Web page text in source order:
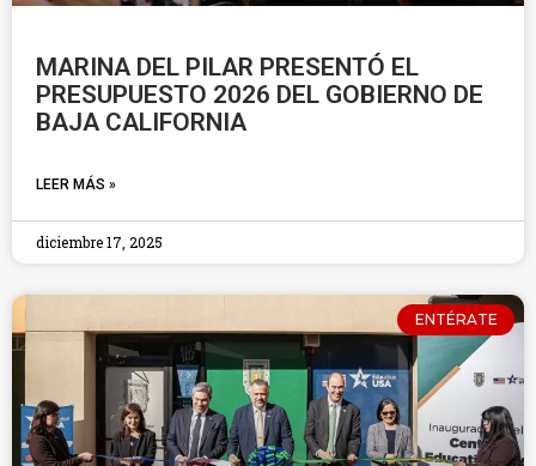
MARINA DEL PILAR PRESENTÓ EL
PRESUPUESTO 2026 DEL GOBIERNO DE
BAJA CALIFORNIA
LEER MÁS »
diciembre 17, 2025
ENTÉRATE